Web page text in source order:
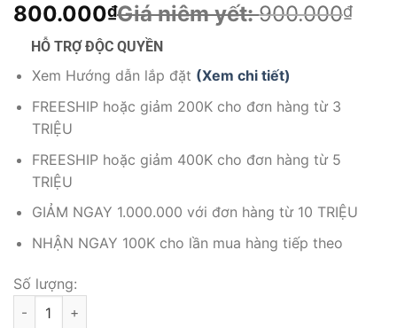
800.000₫Giá niêm yết:900.000₫
HỖ TRỢ ĐỘC QUYỀN
Xem Hướng dẫn lắp đặt (Xem chi tiết)
FREESHIP hoặc giảm 200K cho đơn hàng từ 3
TRIỆU
FREESHIP hoặc giảm 400K cho đơn hàng từ 5
TRIỆU
GIẢM NGAY 1.000.000 với đơn hàng từ 10 TRIỆU
NHẬN NGAY 100K cho lần mua hàng tiếp theo
Số lượng:
Chân chữ A Dùng cho Bảng Led Khổ 60x90cm, 60x120cm ,